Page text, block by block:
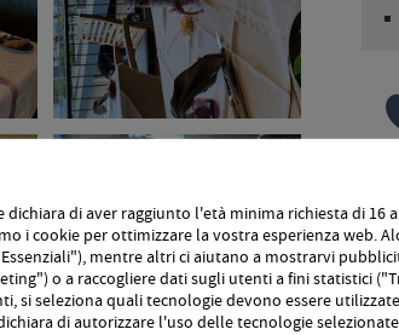
di aver raggiunto l'età minima richiesta di 16
i cookie per ottimizzare la vostra esperienza web.
mentre altri ci aiutano a mostrarvi
o a raccogliere dati sugli utenti a fini statistici
si seleziona quali tecnologie devono essere
di autorizzare l'uso delle tecnologie